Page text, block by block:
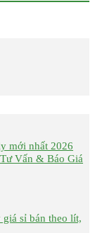
mới nhất 2026
Vấn & Báo Giá
sỉ bán theo lít,